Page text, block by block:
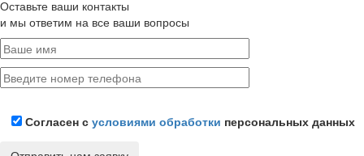
Оставьте ваши контакты
и мы ответим на все ваши вопросы
Согласен с условиями обработки персональных данных